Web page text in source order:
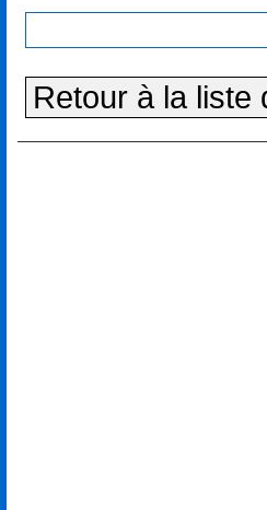
Retour à la liste